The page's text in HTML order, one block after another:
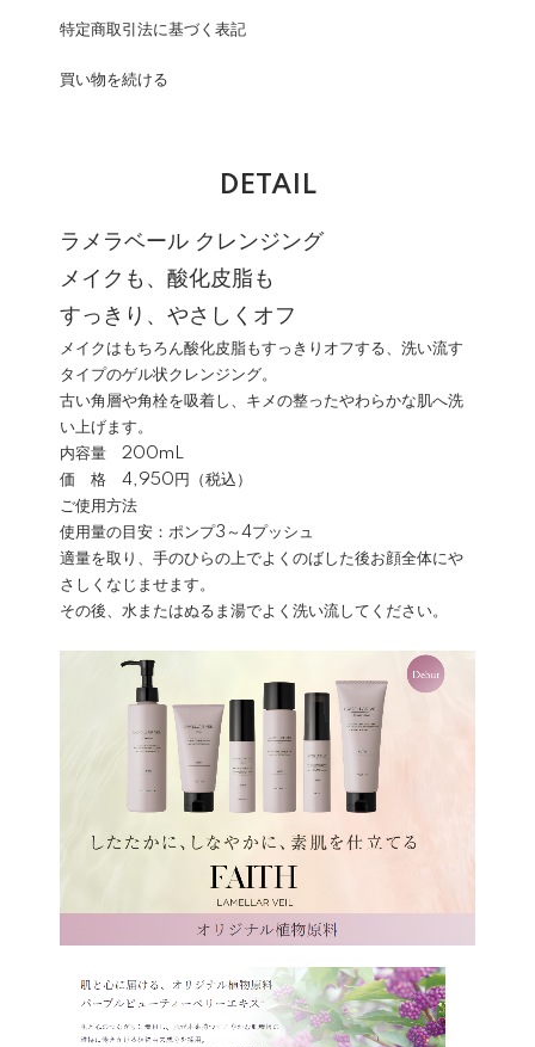
特定商取引法に基づく表記
買い物を続ける
DETAIL
ラメラベール クレンジング
メイクも、酸化皮脂も
すっきり、やさしくオフ
メイクはもちろん酸化皮脂もすっきりオフする、洗い流す
タイプのゲル状クレンジング。
古い角層や角栓を吸着し、キメの整ったやわらかな肌へ洗
い上げます。
内容量 200mL
価 格 4,950円（税込）
ご使用方法
使用量の目安：ポンプ3～4プッシュ
適量を取り、手のひらの上でよくのばした後お顔全体にや
さしくなじませます。
その後、水またはぬるま湯でよく洗い流してください。